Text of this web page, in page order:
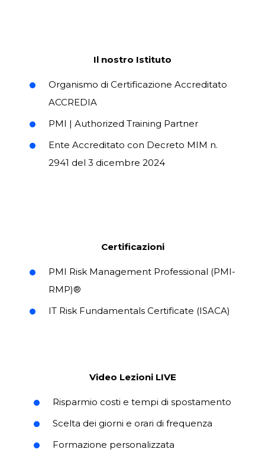
Il nostro Istituto
Organismo di Certificazione Accreditato
ACCREDIA
RMP)®
IT Risk Fundamentals Certificate (ISACA)